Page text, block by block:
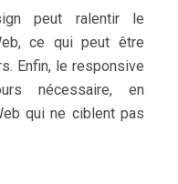
peut ralentir le
ce qui peut être
Enfin, le responsive
nécessaire, en
qui ne ciblent pas